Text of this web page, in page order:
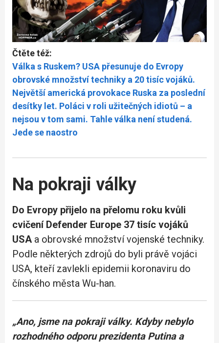
Čtěte též:
Válka s Ruskem? USA přesunuje do Evropy
obrovské množství techniky a 20 tisíc vojáků.
Největší americká provokace Ruska za poslední
desítky let. Poláci v roli užitečných idiotů – a
nejsou v tom sami. Tahle válka není studená.
Jede se naostro
Na pokraji války
Do Evropy přijelo na přelomu roku kvůli
cvičení Defender Europe 37 tisíc vojáků
USAa obrovské množství vojenské techniky.
Podle některých zdrojů do byli právě vojáci
USA, kteří zavlekli epidemii koronaviru do
čínského města Wu-han.
„Ano, jsme na pokraji války. Kdyby nebylo
rozhodného odporu prezidenta Putina a